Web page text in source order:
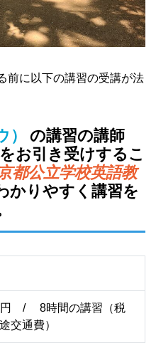
前に以下の講習の受講が法
）
の講習の講師
お引き受けするこ
都公立学校英語教
かりやすく講習を
円 / 8時間の講習（税
交通費）